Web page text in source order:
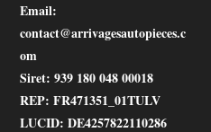
Email:
contact@arrivagesautopieces.c
om
Siret: 939 180 048 00018
REP: FR471351_01TULV
LUCID: DE4257822110286